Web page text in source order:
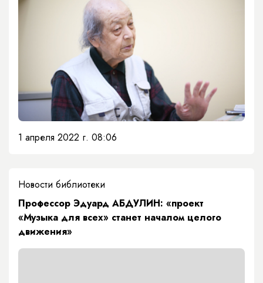
1 апреля 2022 г. 08:06
Новости библиотеки
Профессор Эдуард АБДУЛИН: «проект
«Музыка для всех» станет началом целого
движения»